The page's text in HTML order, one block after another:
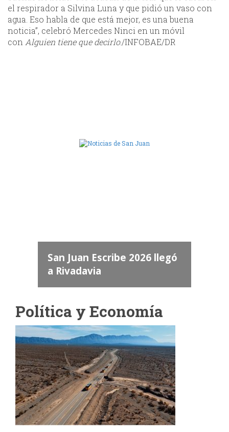
el respirador a Silvina Luna y que pidió un vaso con
agua. Eso habla de que está mejor, es una buena
noticia”, celebró Mercedes Ninci en un móvil
con Alguien tiene que decirlo./INFOBAE/DR
San Juan Escribe 2026 llegó
a Rivadavia
Política y Economía